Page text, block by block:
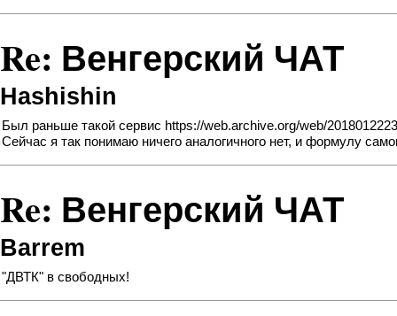
Re: Венгерский ЧАТ
Hashishin
Был раньше такой сервис https://web.archive.org/web/
Сейчас я так понимаю ничего аналогичного нет, и формулу
Re: Венгерский ЧАТ
Barrem
"ДВТК" в свободных!